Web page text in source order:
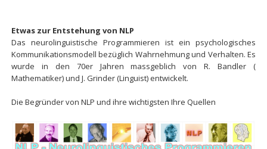
Etwas zur Entstehung von NLP
Das neurolinguistische Programmieren ist ein psychologisches
Kommunikationsmodell bezüglich Wahrnehmung und Verhalten. Es
wurde in den 70er Jahren massgeblich von R. Bandler (
Mathematiker) und J. Grinder (Linguist) entwickelt.
Die Begründer von NLP und ihre wichtigsten Ihre Quellen